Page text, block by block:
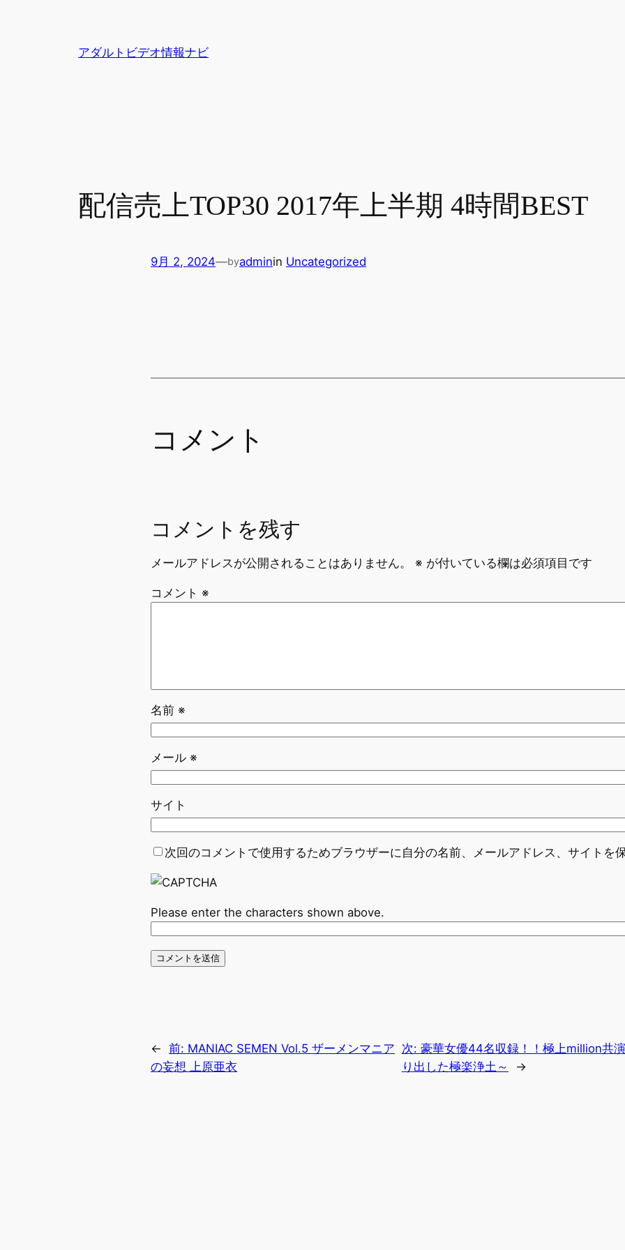
アダルトビデオ情報ナビ
配信売上TOP30 2017年上半期 4時間BEST
9月 2, 2024—byadminin Uncategorized
コメント
コメントを残す
メールアドレスが公開されることはありません。 ※ が付いている欄は必須項目です
コメント ※
名前 ※
メール ※
サイト
次回のコメントで使用するためブラウザーに自分の名前、メールアドレス、サイトを保
Please enter the characters shown above.
← 前: MANIAC SEMEN Vol.5 ザーメンマニア
の妄想 上原亜衣
次: 豪華女優44名収録！！極上million共
り出した極楽浄土～
→